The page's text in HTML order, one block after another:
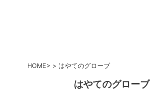
HOME はやてのグローブ
はやてのグローブ